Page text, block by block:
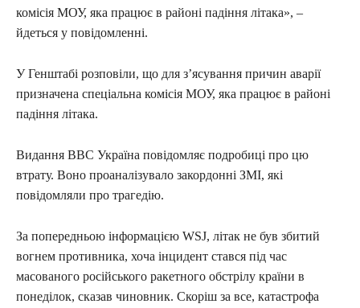
комісія МОУ, яка працює в районі падіння літака», –
йдеться у повідомленні.
У Генштабі розповіли, що для з’ясування причин аварії
призначена спеціальна комісія МОУ, яка працює в районі
падіння літака.
Видання BBC Україна повідомляє подробиці про цю
втрату. Воно проаналізувало закордонні ЗМІ, які
повідомляли про трагедію.
За попередньою інформацією WSJ, літак не був збитий
вогнем противника, хоча інцидент стався під час
масованого російського ракетного обстрілу країни в
понеділок, сказав чиновник. Скоріш за все, катастрофа